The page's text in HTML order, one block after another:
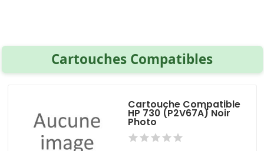
Cartouches Compatibles
Cartouche Compatible
HP 730 (P2V67A) Noir
Photo